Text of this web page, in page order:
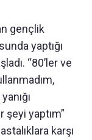
gençlik
yaptığı
“80’ler ve
şeyi yaptım”
karşı